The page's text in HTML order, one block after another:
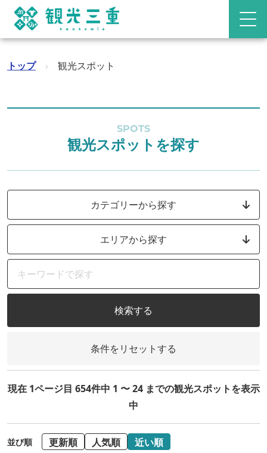
トップ › 観光スポット
SPOTS
観光スポットを探す
カテゴリーから探す
エリアから探す
検索する
条件をリセットする
現在 1ページ目 654件中 1 〜 24 までの観光スポットを表示
中
並び順 更新順 人気順 近い順